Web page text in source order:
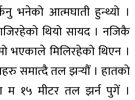
भनेको आत्मघाती हुन्थ्यो ।
थियो सायद । नजिकै
भएकाले मिलिरहेको थिएन ।
समात्दै तल झर्‍यौं । हातको
म १५ मीटर तल झर्न पुगें ।